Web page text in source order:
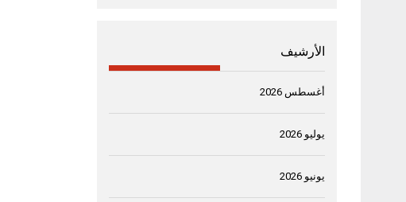
الأرشيف
أغسطس 2026
يوليو 2026
يونيو 2026